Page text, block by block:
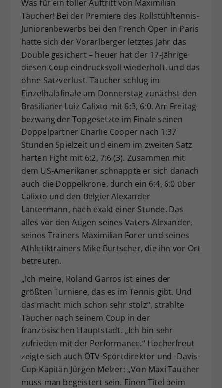
Was für ein toller Auftritt von Maximilian
Taucher! Bei der Premiere des Rollstuhltennis-
Juniorenbewerbs bei den French Open in Paris
hatte sich der Vorarlberger letztes Jahr das
Double gesichert – heuer hat der 17-Jährige
diesen Coup eindrucksvoll wiederholt, und das
ohne Satzverlust. Taucher schlug im
Einzelhalbfinale am Donnerstag zunächst den
Brasilianer Luiz Calixto mit 6:3, 6:0. Am Freitag
bezwang der Topgesetzte im Finale seinen
Doppelpartner Charlie Cooper nach 1:37
Stunden Spielzeit und einem im zweiten Satz
harten Fight mit 6:2, 7:6 (3). Zusammen mit
dem US-Amerikaner schnappte er sich danach
auch die Doppelkrone, durch ein 6:4, 6:0 über
Calixto und den Belgier Alexander
Lantermann, nach exakt einer Stunde. Das
alles vor den Augen seines Vaters Alexander,
seines Trainers Maximilian Forer und seines
Athletiktrainers Mike Burtscher, die ihn vor Ort
betreuten.
„Ich meine, Roland Garros ist eines der
größten Turniere, das es im Tennis gibt. Und
das macht mich schon sehr stolz“, strahlte
Taucher nach seinem Coup in der
französischen Hauptstadt. „Ich bin sehr
zufrieden mit der Performance.“ Hocherfreut
zeigte sich auch ÖTV-Sportdirektor und -Davis-
Cup-Kapitän Jürgen Melzer: „Von Maxi Taucher
muss man begeistert sein. Einen Titel beim
Zweck
Dieser Wert speichert Ihre Consent-
zufällig generierte ID, für die
historische Speicherung Ihrer
vorgenommen Einstellungen, falls der
Webseiten-Betreiber dies eingestellt
hat.